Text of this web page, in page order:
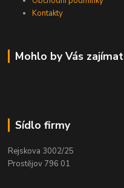
Kontakty
Mohlo by Vás zajímat
Sídlo firmy
Rejskova 3002/25
Prostějov 796 01